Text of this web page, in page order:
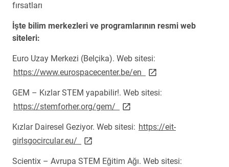
fırsatları
İşte bilim merkezleri ve programlarının resmi web
siteleri:
Euro Uzay Merkezi (Belçika). Web sitesi:
https://www.eurospacecenter.be/en
link opens on new
GEM – Kızlar STEM yapabilir!. Web sitesi:
https://stemforher.org/gem/
link opens on new page
Kızlar Dairesel Geziyor. Web sitesi: https://eit-
girlsgocircular.eu/
link opens on new page
Scientix – Avrupa STEM Eğitim Ağı. Web sitesi: